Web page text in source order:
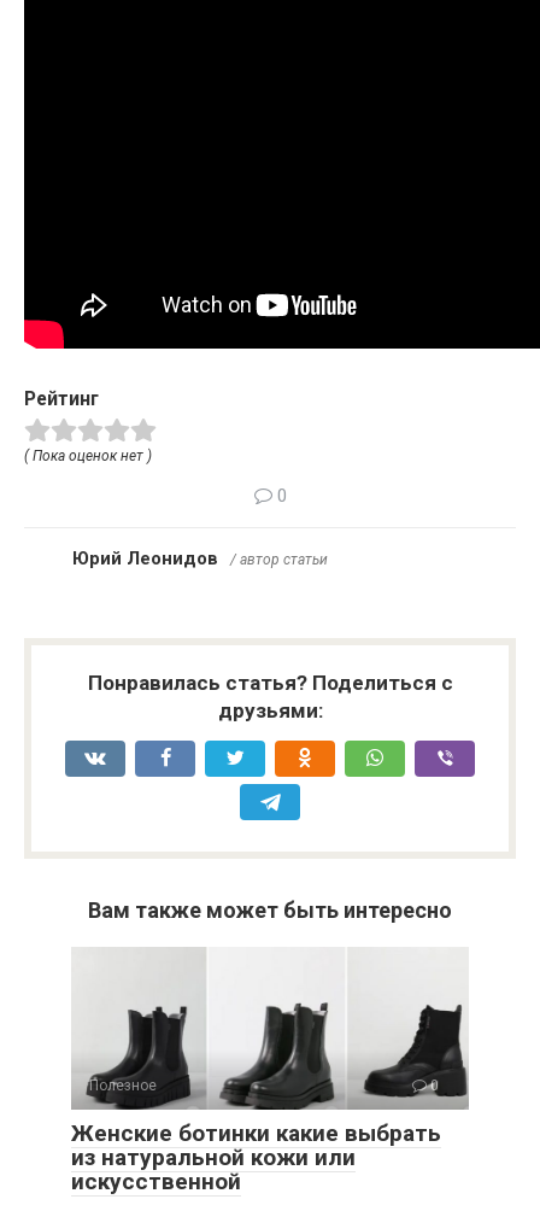
Рейтинг
( Пока оценок нет )
0
Юрий Леонидов / автор статьи
Понравилась статья? Поделиться с
друзьями:
Вам также может быть интересно
Полезное 0
Женские ботинки какие выбрать
из натуральной кожи или
искусственной